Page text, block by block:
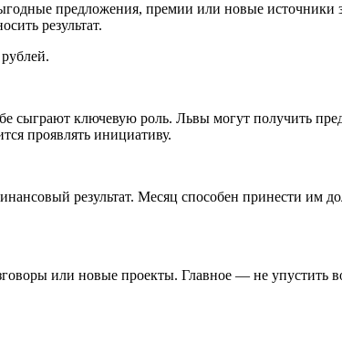
предложения, премии или новые источники
результат.
сыграют ключевую роль. Львы могут получить
проявлять инициативу.
результат. Месяц способен принести им
или новые проекты. Главное — не упустить